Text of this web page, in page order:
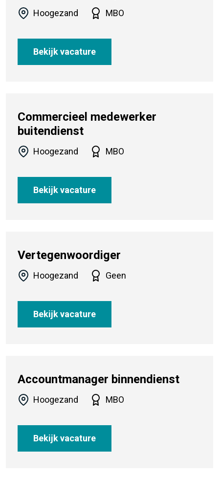
Hoogezand MBO
Bekijk vacature
Commercieel medewerker
buitendienst
Hoogezand MBO
Bekijk vacature
Vertegenwoordiger
Hoogezand Geen
Bekijk vacature
Accountmanager binnendienst
Hoogezand MBO
Bekijk vacature